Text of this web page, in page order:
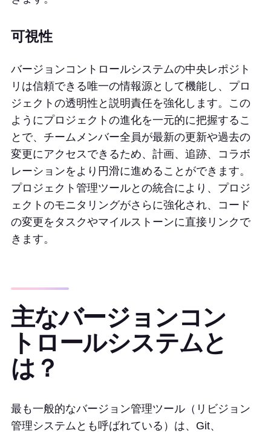
可視性
バージョンコントロールシステムの中央レポジト
リは信頼できる唯一の情報源として機能し、プロ
ジェクトの透明性と説明責任を強化します。この
ようにプロジェクトの進化を一元的に把握するこ
とで、チームメンバー全員が最新の更新や過去の
変更にアクセスできるため、計画、追跡、コラボ
レーションをより円滑に進めることができます。
プロジェクト管理ツールとの統合により、プロジ
ェクトのモニタリングがさらに強化され、コード
の変更をタスクやマイルストーンに直接リンクで
きます。
主なバージョンコン
トロールシステムと
は？
最も一般的なバージョン管理ツール（リビジョン
管理システムとも呼ばれている）は、Git、